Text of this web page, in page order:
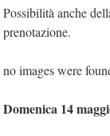
Possibilità anche
prenotazione.
no images were
Domenica 14